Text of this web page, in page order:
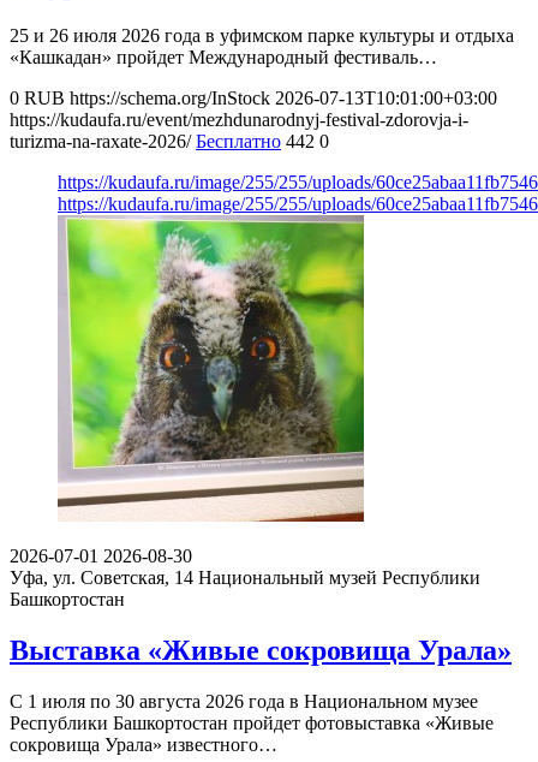
25 и 26 июля 2026 года в уфимском парке культуры и отдыха
«Кашкадан» пройдет Международный фестиваль…
0 RUB https://schema.org/InStock 2026-07-13T10:01:00+03:00
https://kudaufa.ru/event/mezhdunarodnyj-festival-zdorovja-i-
turizma-na-raxate-2026/ Бесплатно 442 0
https://kudaufa.ru/image/255/255/uploads/
https://kudaufa.ru/image/255/255/uploads/
2026-07-01 2026-08-30
Уфа, ул. Советская, 14 Национальный музей Республики
Башкортостан
Выставка «Живые сокровища Урала»
С 1 июля по 30 августа 2026 года в Национальном музее
Республики Башкортостан пройдет фотовыставка «Живые
сокровища Урала» известного…